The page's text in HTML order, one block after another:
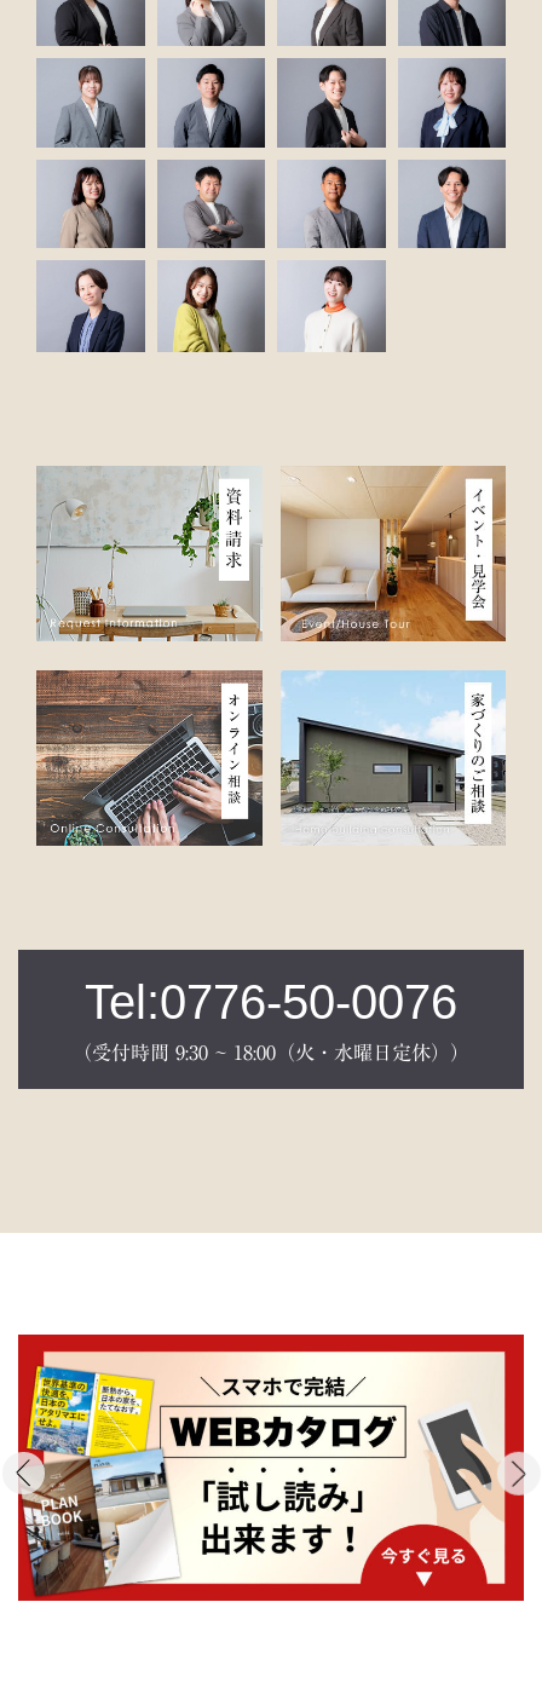
Tel:0776-50-0076
（受付時間 9:30 ~ 18:00（火・水曜日定休））